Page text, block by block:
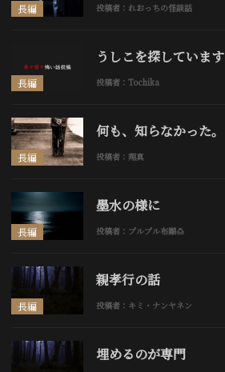
長編 投稿者：れおっちの怪談話
長編
うしこを探しています
投稿者：Tochika
長編
何も、知らなかった。
投稿者：翔真
長編
墨水の様に
投稿者：プルプル布顚🍮
長編
親孝行の話
投稿者：キミ・ナンヤネン
埋めるのが専門